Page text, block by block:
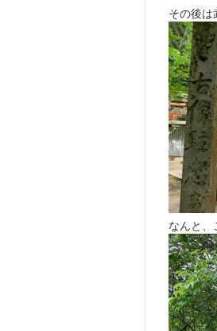
その後は
なんと、